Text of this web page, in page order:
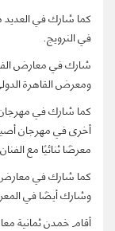
كما شارك في العديد
في النرويج.
شارك في معارض
ومعرض القاهرة الدولي بين
معرضًا ثنائيًا مع
كما شارك في معارض
وشارك أيضًا في
أقام خمدن ثمانية